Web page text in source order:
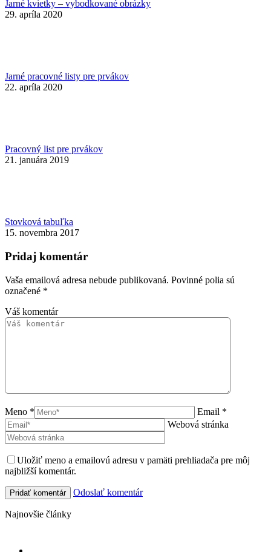
Jarné kvietky – vybodkované obrázky
29. apríla 2020
Jarné pracovné listy pre prvákov
22. apríla 2020
Pracovný list pre prvákov
21. januára 2019
Stovková tabuľka
15. novembra 2017
Pridaj komentár
Vaša emailová adresa nebude publikovaná. Povinné polia sú
označené *
Váš komentár
Meno *
Email *
Webová stránka
Uložiť meno a emailovú adresu v pamäti prehliadača pre môj
najbližší komentár.
Odoslať komentár
Najnovšie články